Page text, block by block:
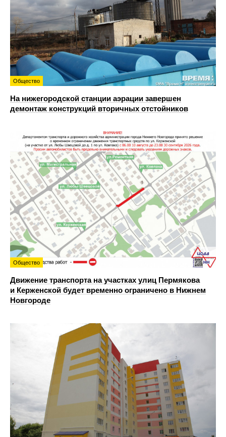
Общество
На нижегородской станции аэрации завершен
демонтаж конструкций вторичных отстойников
Общество
Движение транспорта на участках улиц Пермякова
и Керженской будет временно ограничено в Нижнем
Новгороде